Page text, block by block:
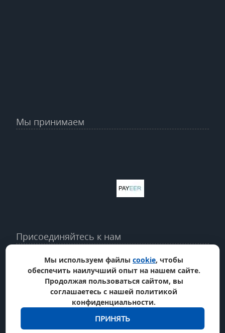
Мы принимаем
Присоединяйтесь к нам
Мы используем файлы cookie, чтобы
обеспечить наилучший опыт на нашем сайте.
Продолжая пользоваться сайтом, вы
соглашаетесь с нашей политикой
конфиденциальности.
ПРИНЯТЬ